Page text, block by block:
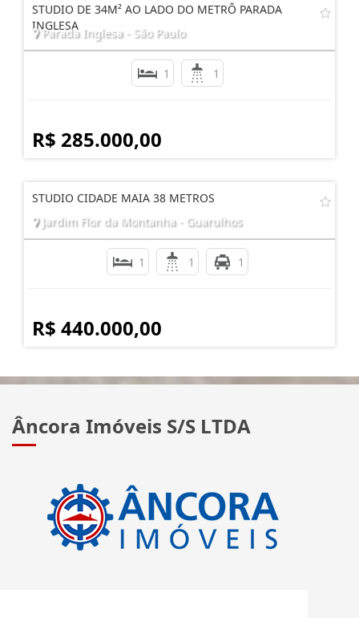
STUDIO DE 34M² AO LADO DO METRÔ PARADA
INGLESA
Parada Inglesa - São Paulo
1 1
R$ 285.000,00
STUDIO CIDADE MAIA 38 METROS
Jardim Flor da Montanha - Guarulhos
1 1 1
R$ 440.000,00
Âncora Imóveis S/S LTDA